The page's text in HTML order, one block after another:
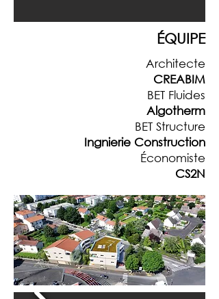
ÉQUIPE
Architecte
CREABIM
BET Fluides
Algotherm
BET Structure
Ingnierie Construction
Économiste
CS2N